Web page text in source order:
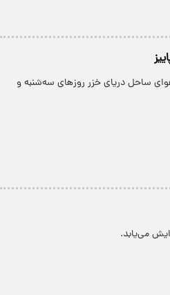
ساحل دریای خزر روزهای سه‌شنبه و
می‌یابد.